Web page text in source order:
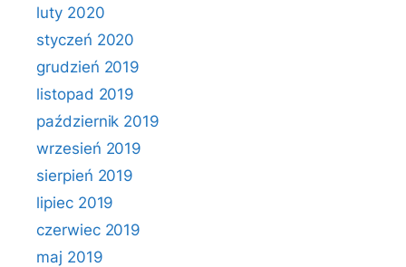
luty 2020
styczeń 2020
grudzień 2019
listopad 2019
październik 2019
wrzesień 2019
sierpień 2019
lipiec 2019
czerwiec 2019
maj 2019